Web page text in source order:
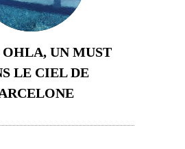
UN MUST
LE CIEL DE